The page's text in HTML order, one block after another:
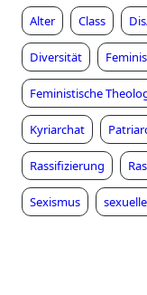
Alter Class
Diversität
Feministische
Kyriarchat
Rassifizierung
Sexismus